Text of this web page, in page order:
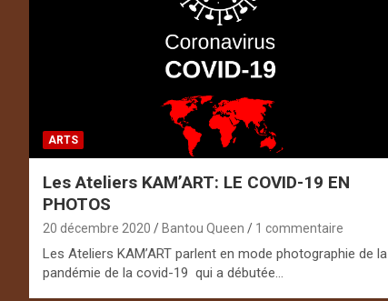
ARTS
Les Ateliers KAM’ART: LE COVID-19 EN
PHOTOS
20 décembre 2020 Bantou Queen 1 commentaire
Les Ateliers KAM’ART parlent en mode photographie de la
pandémie de la covid-19 qui a débutée…